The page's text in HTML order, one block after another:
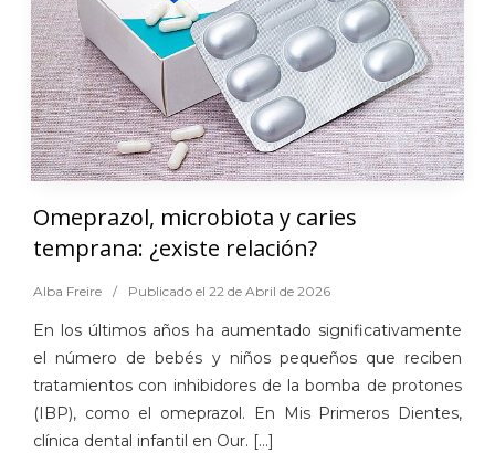
Omeprazol, microbiota y caries
temprana: ¿existe relación?
Alba Freire / Publicado el 22 de Abril de 2026
En los últimos años ha aumentado significativamente
el número de bebés y niños pequeños que reciben
tratamientos con inhibidores de la bomba de protones
(IBP), como el omeprazol. En Mis Primeros Dientes,
clínica dental infantil en Our. [...]